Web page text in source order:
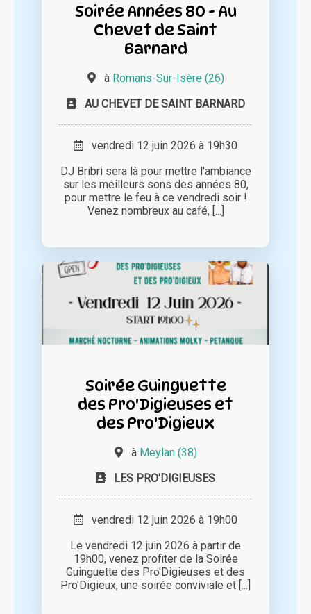
Soirée Années 80 - Au
Chevet de Saint
Barnard
à Romans-Sur-Isère (26)
AU CHEVET DE SAINT BARNARD
vendredi 12 juin 2026 à 19h30
DJ Bribri sera là pour mettre l'ambiance
sur les meilleurs sons des années 80,
pour mettre le feu à ce vendredi soir !
Venez nombreux au café, [...]
Soirée Guinguette
des Pro'Digieuses et
des Pro'Digieux
à Meylan (38)
LES PRO'DIGIEUSES
vendredi 12 juin 2026 à 19h00
Le vendredi 12 juin 2026 à partir de
19h00, venez profiter de la Soirée
Guinguette des Pro'Digieuses et des
Pro'Digieux, une soirée conviviale et [...]